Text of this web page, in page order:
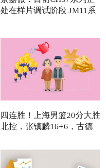
处在样片调试阶段 JM11系
四连胜！上海男篮20分大胜
北控，张镇麟16+6，古德